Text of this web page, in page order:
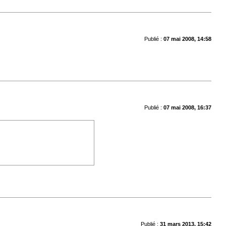
Publié : 07 mai 2008, 14:58
Publié : 07 mai 2008, 16:37
Publié : 31 mars 2013, 15:42